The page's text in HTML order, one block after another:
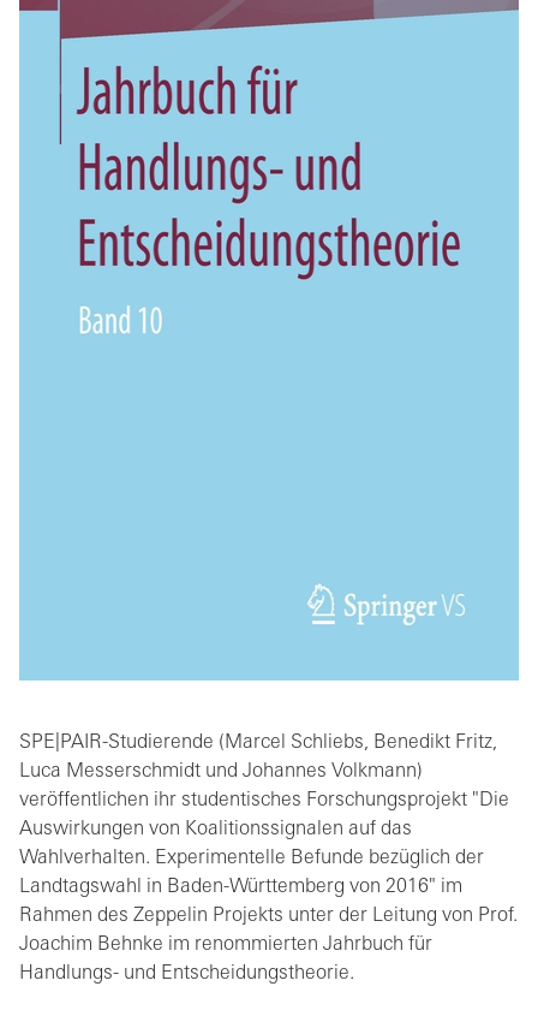
SPE|PAIR-Studierende (Marcel Schliebs, Benedikt Fritz,
Luca Messerschmidt und Johannes Volkmann)
veröffentlichen ihr studentisches Forschungsprojekt "Die
Auswirkungen von Koalitionssignalen auf das
Wahlverhalten. Experimentelle Befunde bezüglich der
Landtagswahl in Baden-Württemberg von 2016" im
Rahmen des Zeppelin Projekts unter der Leitung von Prof.
Joachim Behnke im renommierten Jahrbuch für
Handlungs- und Entscheidungstheorie.